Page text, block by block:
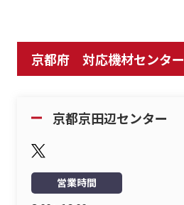
京都府 対応機材センター
京都京田辺センター
営業時間